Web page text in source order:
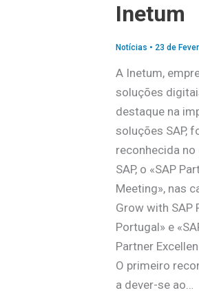
Inetum
Notícias • 23 de
A Inetum,
soluções
destaque na
soluções SAP,
reconhecida no
SAP, o «SAP
Meeting», nas
Grow with SAP
Portugal» e
Partner
O primeiro
a dever-se ao…